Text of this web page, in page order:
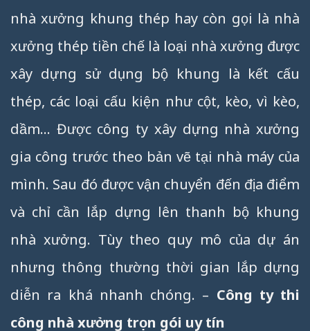
nhà xưởng khung thép hay còn gọi là nhà
xưởng thép tiền chế là loại nhà xưởng được
xây dựng sử dụng bộ khung là kết cấu
thép, các loại cấu kiện như cột, kèo, vì kèo,
dầm… Được công ty xây dựng nhà xưởng
gia công trước theo bản vẽ tại nhà máy của
mình. Sau đó được vận chuyển đến địa điểm
và chỉ cần lắp dựng lên thanh bộ khung
nhà xưởng. Tùy theo quy mô của dự án
nhưng thông thường thời gian lắp dựng
diễn ra khá nhanh chóng. – Công ty thi
công nhà xưởng trọn gói uy tín